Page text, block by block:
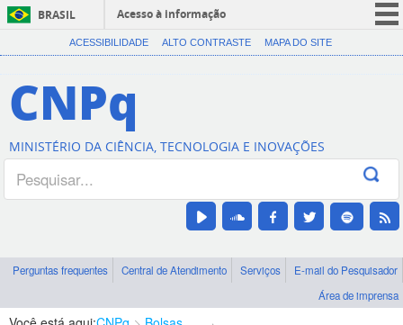
BRASIL
Acesso à informação
CORONAVÍRUS (COVID-19)
Canais
ACESSIBILIDADE ALTO CONTRASTE MAPA DO SITE
CNPq
MINISTÉRIO DA CIÊNCIA, TECNOLOGIA E INOVAÇÕES
Perguntas frequentes Central de Atendimento Serviços
E-mail do Pesquisador
Área de imprensa